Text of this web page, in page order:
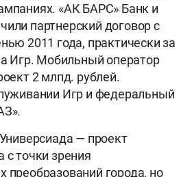
«АК БАРС» Банк и
партнерский договор с
2011 года, практически за
Игр. Мобильный оператор
2 млпд. рублей.
Игр и федеральный
— проект
с точки зрения
преобразований города, но